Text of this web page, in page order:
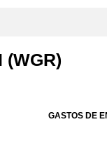
(WGR)
GASTOS DE